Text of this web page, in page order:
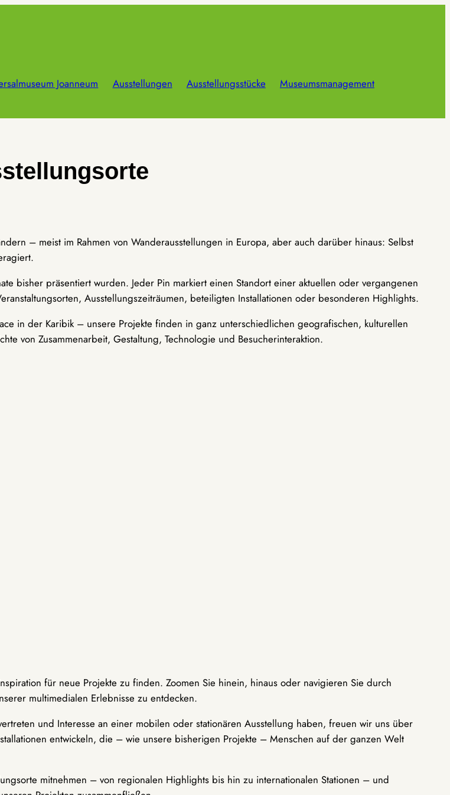
Joanneum Ausstellungen Ausstellungsstücke
Museumsmanagement
– meist im Rahmen von Wanderausstellungen in Europa, aber auch darüber hinaus: Selbst
bisher präsentiert wurden. Jeder Pin markiert einen Standort einer aktuellen oder vergangenen
Ausstellungszeiträumen, beteiligten Installationen oder besonderen Highlights.
in der Karibik – unsere Projekte finden in ganz unterschiedlichen geografischen, kulturellen
von Zusammenarbeit, Gestaltung, Technologie und Besucherinteraktion.
für neue Projekte zu finden. Zoomen Sie hinein, hinaus oder navigieren Sie durch
multimedialen Erlebnisse zu entdecken.
und Interesse an einer mobilen oder stationären Ausstellung haben, freuen wir uns über
entwickeln, die – wie unsere bisherigen Projekte – Menschen auf der ganzen Welt
mitnehmen – von regionalen Highlights bis hin zu internationalen Stationen – und